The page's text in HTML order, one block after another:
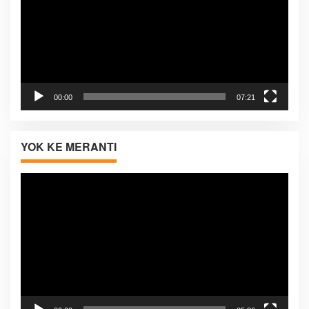
00:00 07:21
YOK KE MERANTI
Pemutar